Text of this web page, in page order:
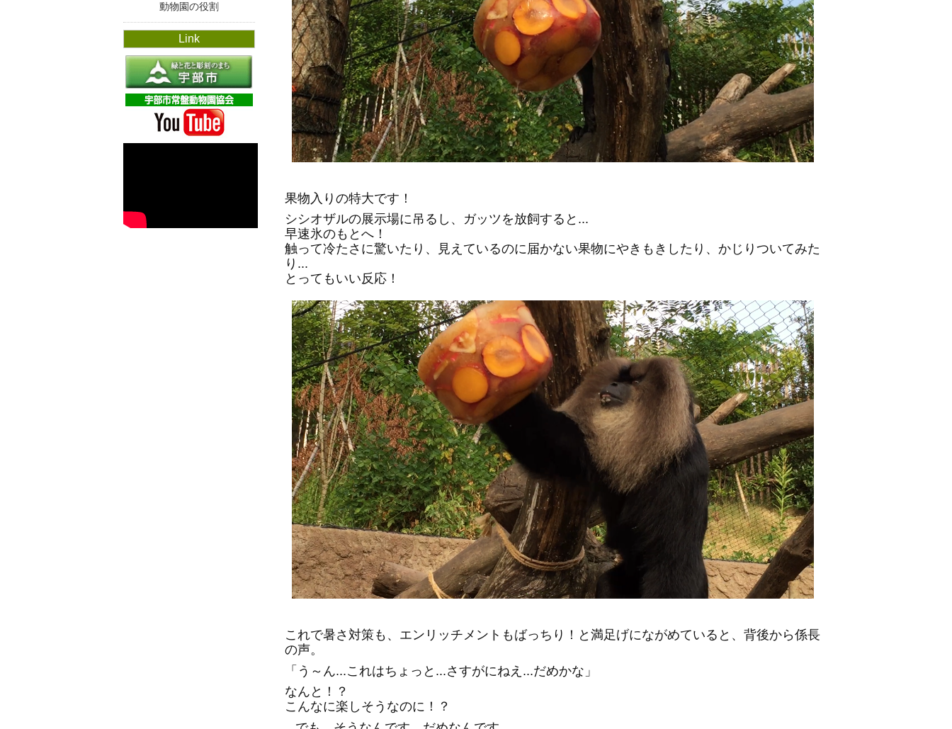
果物入りの特大です！
シシオザルの展示場に吊るし、ガッツを放飼すると...
早速氷のもとへ！
触って冷たさに驚いたり、見えているのに届かない果物にやきもきしたり、かじりついてみた
り...
とってもいい反応！
これで暑さ対策も、エンリッチメントもばっちり！と満足げにながめていると、背後から係長
の声。
「う～ん...これはちょっと...さすがにねえ...だめかな」
なんと！？
こんなに楽しそうなのに！？
動物園の役割
Link